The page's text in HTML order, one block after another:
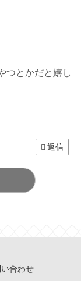
つとかだと嬉し
返信
い合わせ